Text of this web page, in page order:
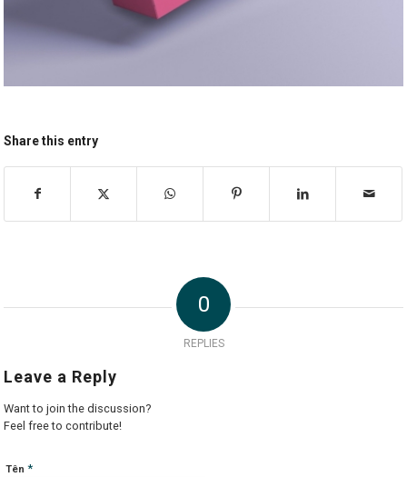
Share this entry
0
REPLIES
Leave a Reply
Want to join the discussion?
Feel free to contribute!
Tên*